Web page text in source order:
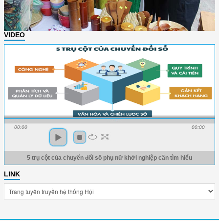
VIDEO
00:00 00:00
5 trụ cột của chuyển đổi số phụ nữ khởi nghiệp cần tìm hiểu
LINK